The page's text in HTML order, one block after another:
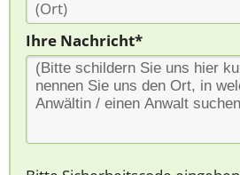
Ihre Nachricht*